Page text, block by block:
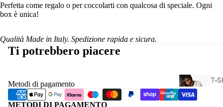
T-
Perfetta come regalo o per coccolarti con qualcosa di speciale. Ogni
box è unica!
Qualità Made in Italy. Spedizione rapida e sicura.
Ti potrebbero piacere
Metodi di pagamento
METODI DI PAGAMENTO